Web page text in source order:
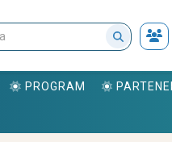
PROGRAM